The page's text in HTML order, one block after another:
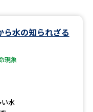
ら水の知られざる
現象
水